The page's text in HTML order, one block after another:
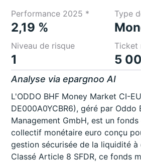
Performance 2025 *
2,19 %
Type
Niveau de risque
1
Ticket
5
Analyse via epargnoo AI
L'ODDO BHF Money Market CI-
DE000A0YCBR6), géré par Oddo
Management GmbH, est un
collectif monétaire euro conçu
gestion sécurisée de la liquidité
Classé Article 8 SFDR, ce fonds